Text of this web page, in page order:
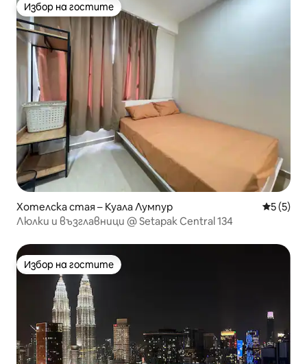
Избор на гостите
Избор на гостите
Хотелска стая – Куала Лумпур Средна
5 (5)
Люлки и възглавници @ Setapak Central 134
Избор на гостите
Избор на гостите